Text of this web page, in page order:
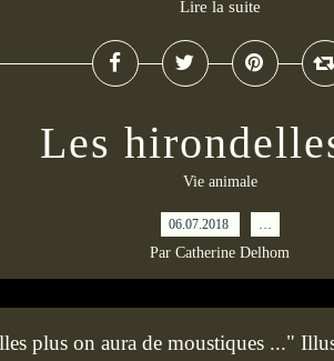
Lire la suite
Les
Vie animale
06.07.2018 …
Par Catherine Delhom
plus on aura de moustiques ..."